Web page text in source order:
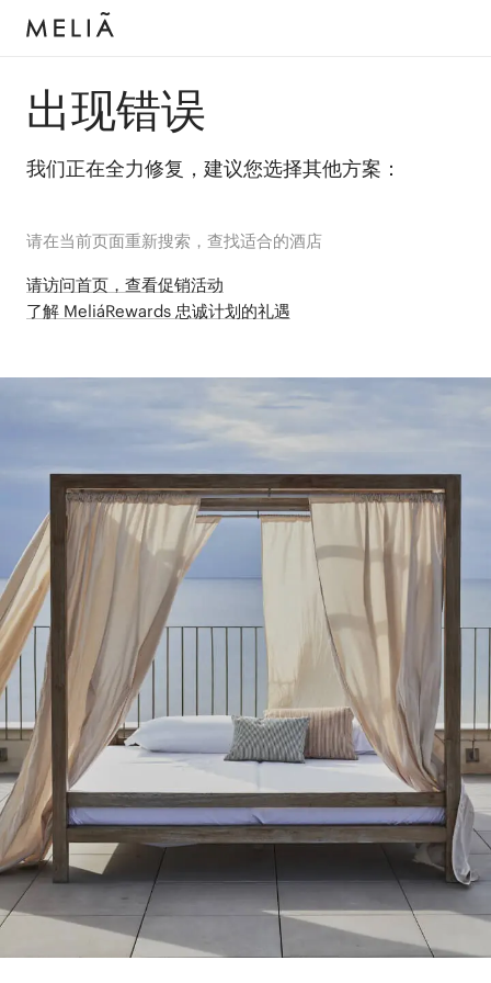
出现错误
我们正在全力修复，建议您选择其他方案：
请在当前页面重新搜索，查找适合的酒店
请访问首页，查看促销活动
了解 MeliáRewards 忠诚计划的礼遇